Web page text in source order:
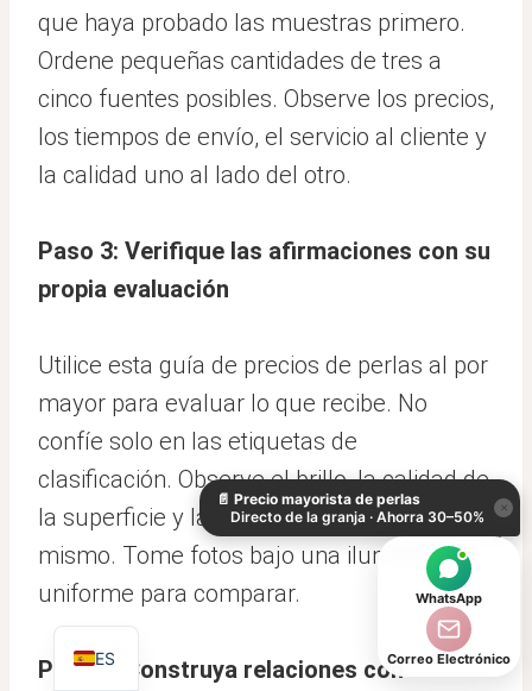
que haya probado las muestras primero.
Ordene pequeñas cantidades de tres a
cinco fuentes posibles. Observe los precios,
los tiempos de envío, el servicio al cliente y
la calidad uno al lado del otro.
Paso 3: Verifique las afirmaciones con su
propia evaluación
Utilice esta guía de precios de perlas al por
mayor para evaluar lo que recibe. No
confíe solo en las etiquetas de
clasificación. Observe el brillo, la calidad de
la superficie y la combinación usted
mismo. Tome fotos bajo una iluminación
uniforme para comparar.
Paso 4: Construya relaciones con
📄 Precio mayorista de perlas
Directo de la granja · Ahorra 30–50%
×
WhatsApp
Correo Electrónico
ES
KO